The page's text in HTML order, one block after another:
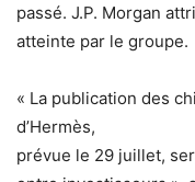
passé. J.P. Morgan
atteinte par le groupe.
« La publication des
d’Hermès,
prévue le 29 juillet,